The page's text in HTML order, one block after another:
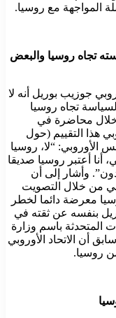
تجاه روسيا والبعض
جوزيب بوريل أنه لا
تجاه روسيا
خلال محاضرة في
هذا التقييم (حول
الأوروبي: “لا، روسيا
أنا أعتبر روسيا صديقا
وأشار إلى أن
من خلال التصويت
معرضة دائما لخطر
بنفسه عن ثقته في
المتحدثة باسم وزارة
أن الاتحاد الأوروبي
روسيا.